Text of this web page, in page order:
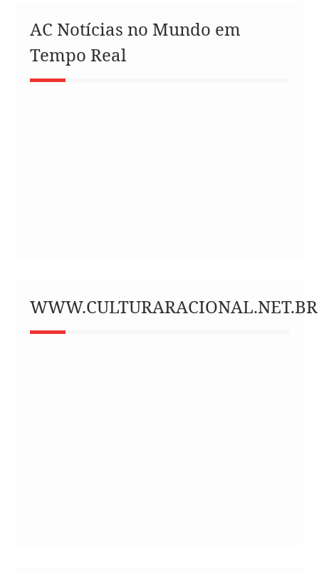
AC Notícias no Mundo em
Tempo Real
WWW.CULTURARACIONAL.NET.BR